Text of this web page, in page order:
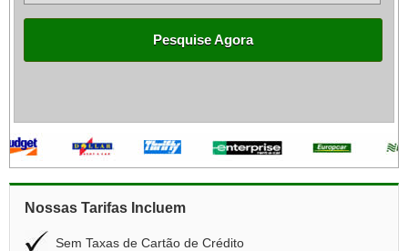
Pesquise Agora
Nossas Tarifas Incluem
Sem Taxas de Cartão de Crédito